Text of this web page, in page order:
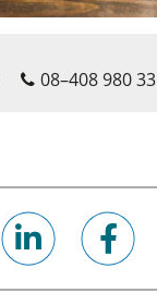
08–408 980 33